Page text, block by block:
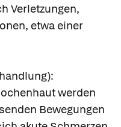
Verletzungen,
etwa einer
werden
Bewegungen